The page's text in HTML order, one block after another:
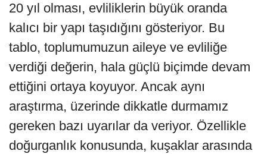
20 yıl olması, evliliklerin büyük oranda
kalıcı bir yapı taşıdığını gösteriyor. Bu
tablo, toplumumuzun aileye ve evliliğe
verdiği değerin, hala güçlü biçimde devam
ettiğini ortaya koyuyor. Ancak aynı
araştırma, üzerinde dikkatle durmamız
gereken bazı uyarılar da veriyor. Özellikle
doğurganlık konusunda, kuşaklar arasında